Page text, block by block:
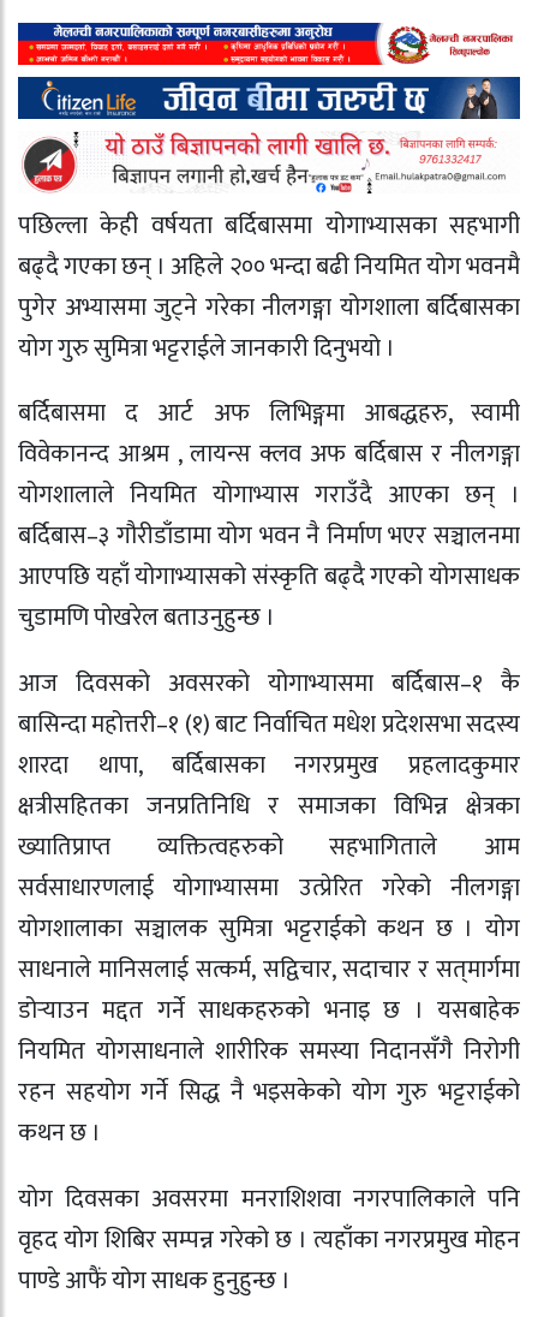
पछिल्ला केही वर्षयता बर्दिबासमा योगाभ्यासका सहभागी
बढ्दै गएका छन् । अहिले २०० भन्दा बढी नियमित योग भवनमै
पुगेर अभ्यासमा जुट्ने गरेका नीलगङ्गा योगशाला बर्दिबासका
योग गुरु सुमित्रा भट्टराईले जानकारी दिनुभयो ।
बर्दिबासमा द आर्ट अफ लिभिङ्गमा आबद्धहरु, स्वामी
विवेकानन्द आश्रम , लायन्स क्लव अफ बर्दिबास र नीलगङ्गा
योगशालाले नियमित योगाभ्यास गराउँदै आएका छन् ।
बर्दिबास–३ गौरीडाँडामा योग भवन नै निर्माण भएर सञ्चालनमा
आएपछि यहाँ योगाभ्यासको संस्कृति बढ्दै गएको योगसाधक
चुडामणि पोखरेल बताउनुहुन्छ ।
आज दिवसको अवसरको योगाभ्यासमा बर्दिबास–१ कै
बासिन्दा महोत्तरी–१ (१) बाट निर्वाचित मधेश प्रदेशसभा सदस्य
शारदा थापा, बर्दिबासका नगरप्रमुख प्रहलादकुमार
क्षत्रीसहितका जनप्रतिनिधि र समाजका विभिन्न क्षेत्रका
ख्यातिप्राप्त व्यक्तित्वहरुको सहभागिताले आम
सर्वसाधारणलाई योगाभ्यासमा उत्प्रेरित गरेको नीलगङ्गा
योगशालाका सञ्चालक सुमित्रा भट्टराईको कथन छ । योग
साधनाले मानिसलाई सत्कर्म, सद्विचार, सदाचार र सत्‌मार्गमा
डोर्‍याउन मद्दत गर्ने साधकहरुको भनाइ छ । यसबाहेक
नियमित योगसाधनाले शारीरिक समस्या निदानसँगै निरोगी
रहन सहयोग गर्ने सिद्ध नै भइसकेको योग गुरु भट्टराईको
कथन छ ।
योग दिवसका अवसरमा मनराशिशवा नगरपालिकाले पनि
वृहद योग शिबिर सम्पन्न गरेको छ । त्यहाँका नगरप्रमुख मोहन
पाण्डे आफैं योग साधक हुनुहुन्छ ।